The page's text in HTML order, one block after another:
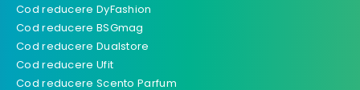
Cod reducere DyFashion
Cod reducere BSGmag
Cod reducere Dualstore
Cod reducere Ufit
Cod reducere Scento Parfum